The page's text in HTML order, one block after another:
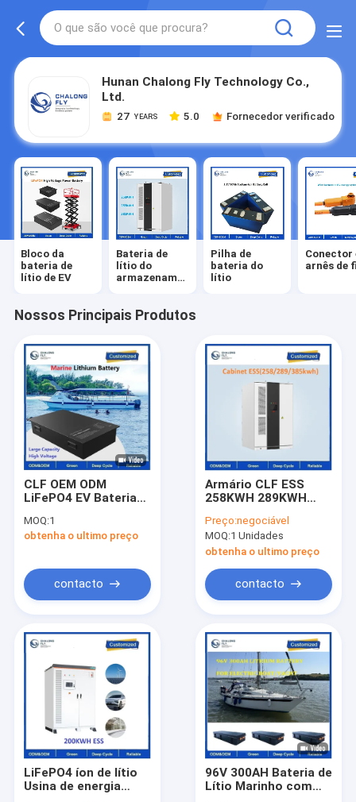
Hunan Chalong Fly Technology Co.,
Ltd.
27 YEARS 5.0 Fornecedor verificado
Bloco da
bateria de
lítio de EV
Bateria de
lítio do
armazenamento
Pilha de
bateria do
lítio
Conector
arnês de
Nossos Principais Produtos
CLF OEM ODM
LiFePO4 EV Bateria
prova d'água 96V
120V 360V 100ah
EV Navio de alta
tensão
MOQ:1
obtenha o ultimo preço
contacto
Armário CLF ESS
258KWH 289KWH
armazenamento de
energia para sistema
industrial e
armazenamento de
energia
Preço:negociável
MOQ:1 Unidades
obtenha o ultimo preço
contacto
LiFePO4 íon de lítio
Usina de energia
96V 300AH Bateria de
Lítio Marinho com